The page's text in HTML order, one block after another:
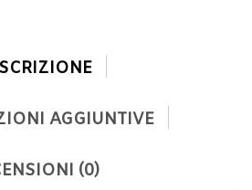
AGGIUNTIVE
(0)